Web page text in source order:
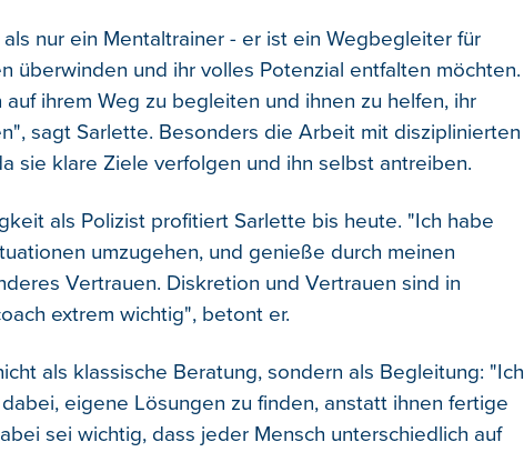
nur ein Mentaltrainer - er ist ein Wegbegleiter für
überwinden und ihr volles Potenzial entfalten möchten.
ihrem Weg zu begleiten und ihnen zu helfen, ihr
sagt Sarlette. Besonders die Arbeit mit disziplinierten
sie klare Ziele verfolgen und ihn selbst antreiben.
als Polizist profitiert Sarlette bis heute. "Ich habe
umzugehen, und genieße durch meinen
Vertrauen. Diskretion und Vertrauen sind in
extrem wichtig", betont er.
als klassische Beratung, sondern als Begleitung: "Ich
eigene Lösungen zu finden, anstatt ihnen fertige
sei wichtig, dass jeder Mensch unterschiedlich auf